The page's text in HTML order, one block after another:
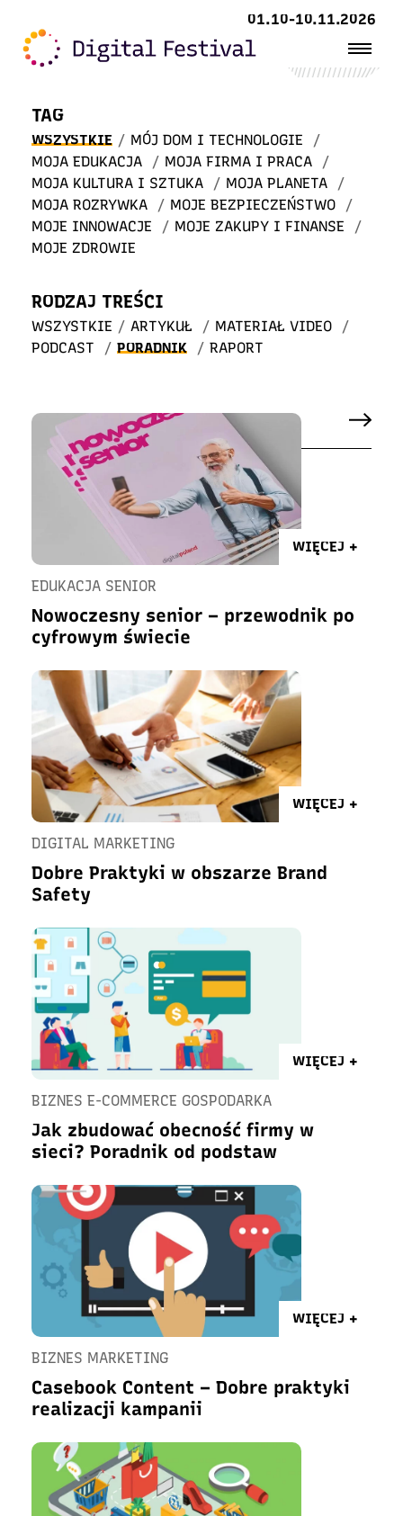
01.10-10.11.2026
w STREFIE WIEDZY
TAG
WSZYSTKIE / MÓJ DOM I TECHNOLOGIE
/
MOJA EDUKACJA
/ MOJA FIRMA I PRACA
/
MOJA KULTURA I SZTUKA
/ MOJA PLANETA
/
MOJA ROZRYWKA
/ MOJE BEZPIECZEŃSTWO
/
MOJE INNOWACJE
/ MOJE ZAKUPY I FINANSE
/
MOJE ZDROWIE
RODZAJ TREŚCI
WSZYSTKIE / ARTYKUŁ / MATERIAŁ VIDEO
/
PODCAST
/ PORADNIK / RAPORT
WIĘCEJ +
EDUKACJA SENIOR
Nowoczesny senior – przewodnik po
cyfrowym świecie
WIĘCEJ +
DIGITAL MARKETING
Dobre Praktyki w obszarze Brand
Safety
WIĘCEJ +
BIZNES E-COMMERCE GOSPODARKA
Jak zbudować obecność firmy w
sieci? Poradnik od podstaw
WIĘCEJ +
BIZNES MARKETING
Casebook Content – Dobre praktyki
realizacji kampanii